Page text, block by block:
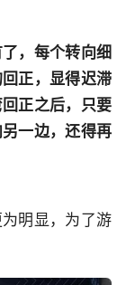
，每个转向细
正，显得迟滞
正之后，只要
一边，还得再
明显，为了游